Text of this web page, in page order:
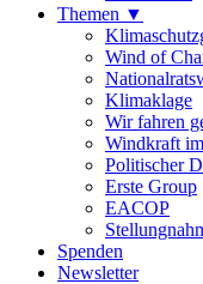
Themen ▼
Wind of
Klimaklage
Wir fahren
Windkraft
Politischer
Erste Group
EACOP
Spenden
Newsletter